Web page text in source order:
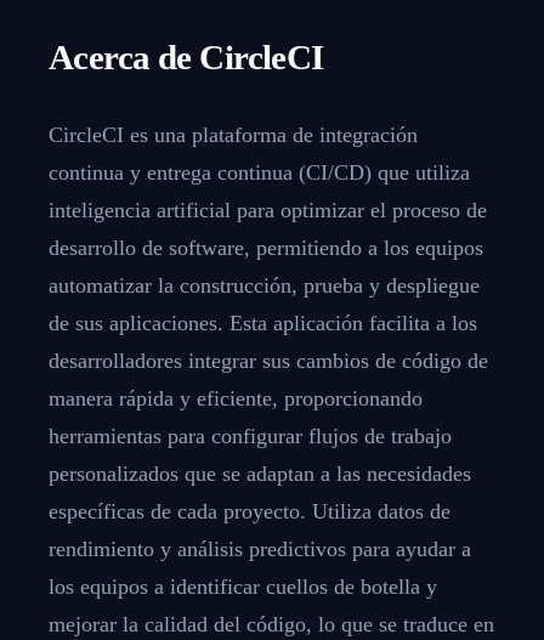
Acerca de CircleCI
CircleCI es una plataforma de integración
continua y entrega continua (CI/CD) que utiliza
inteligencia artificial para optimizar el proceso de
desarrollo de software, permitiendo a los equipos
automatizar la construcción, prueba y despliegue
de sus aplicaciones. Esta aplicación facilita a los
desarrolladores integrar sus cambios de código de
manera rápida y eficiente, proporcionando
herramientas para configurar flujos de trabajo
personalizados que se adaptan a las necesidades
específicas de cada proyecto. Utiliza datos de
rendimiento y análisis predictivos para ayudar a
los equipos a identificar cuellos de botella y
mejorar la calidad del código, lo que se traduce en